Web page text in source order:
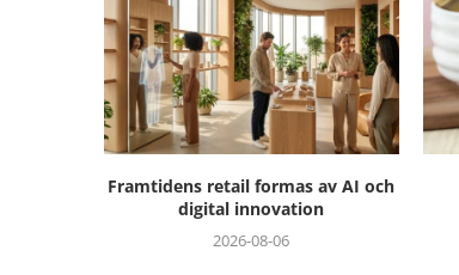
Framtidens retail formas av AI och
digital innovation
2026-08-06